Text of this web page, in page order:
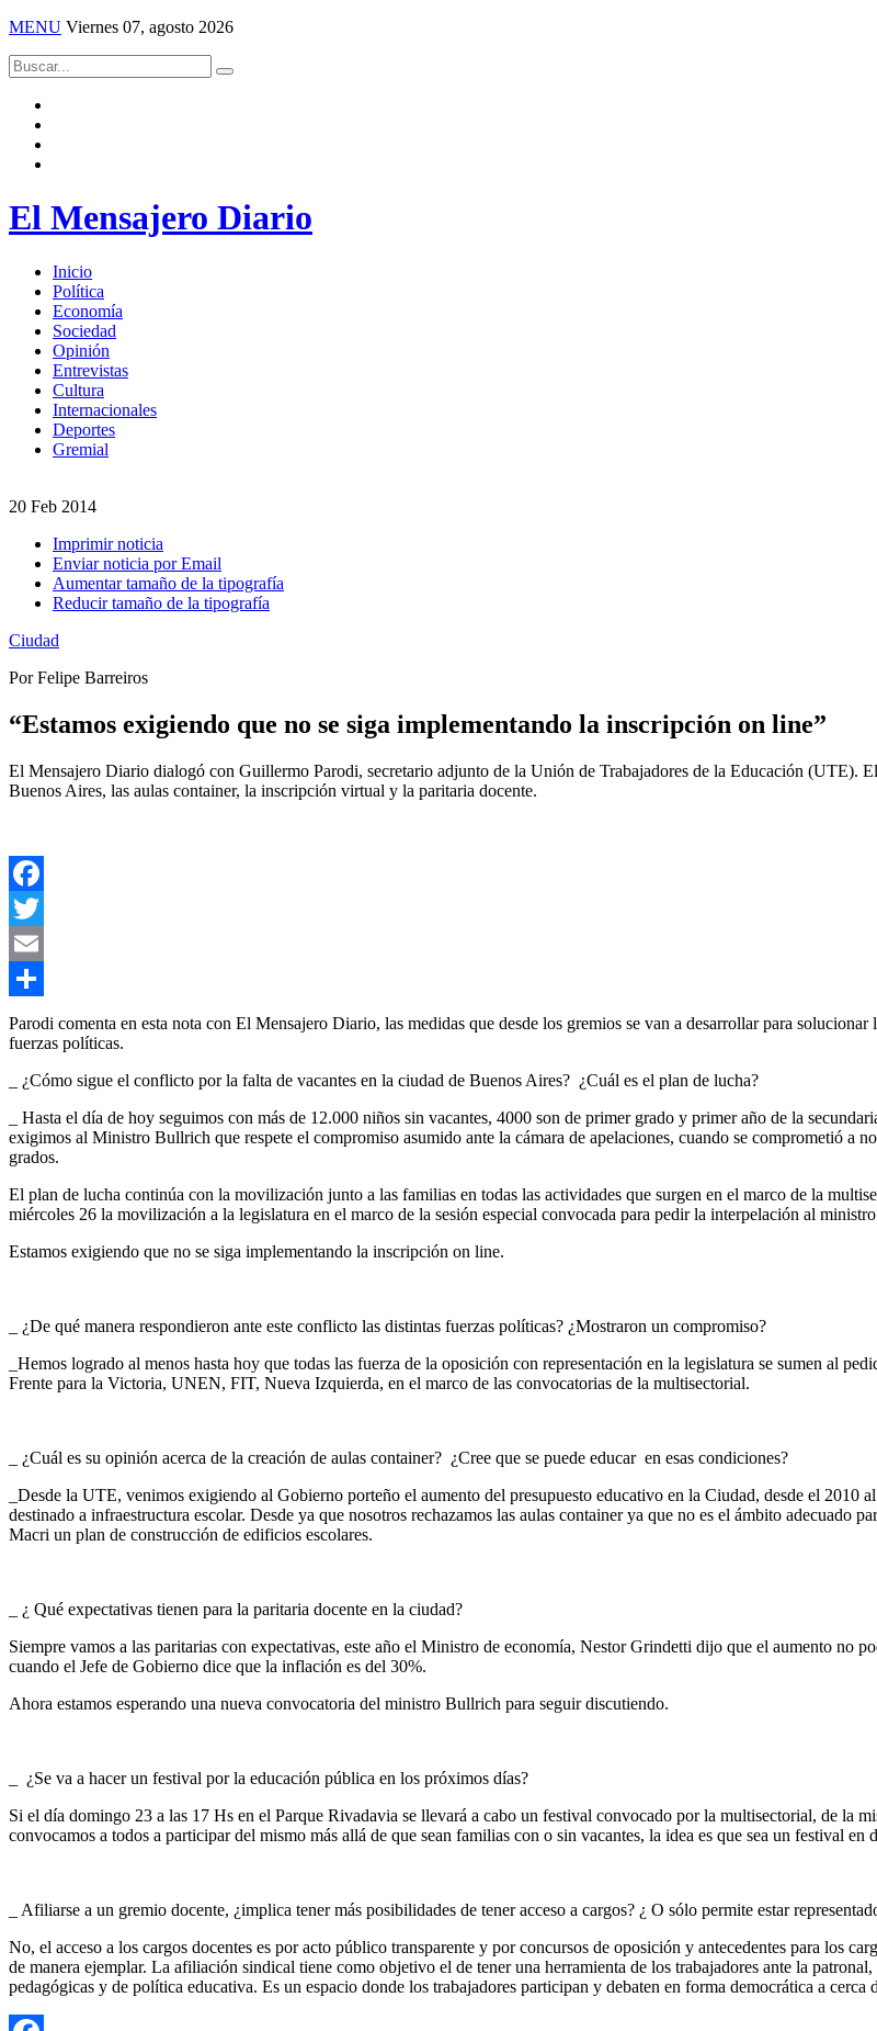
MENU Viernes 07, agosto 2026
El Mensajero Diario
Inicio
Política
Economía
Sociedad
Opinión
Entrevistas
Cultura
Internacionales
Deportes
Gremial
20 Feb 2014
Imprimir noticia
Enviar noticia por Email
Aumentar tamaño de la tipografía
Reducir tamaño de la tipografía
Ciudad
Por Felipe Barreiros
“Estamos exigiendo que no se siga implementando la inscripción on line”
El Mensajero Diario dialogó con Guillermo Parodi, secretario adjunto de la Unión de Trabajadores de la Educación (UTE).
Buenos Aires, las aulas container, la inscripción virtual y la paritaria docente.
Facebook
Twitter
Email
Compartir
Parodi comenta en esta nota con El Mensajero Diario, las medidas que desde los gremios se van a desarrollar para
fuerzas políticas.
_ ¿Cómo sigue el conflicto por la falta de vacantes en la ciudad de Buenos Aires? ¿Cuál es el plan de lucha?
_ Hasta el día de hoy seguimos con más de 12.000 niños sin vacantes, 4000 son de primer grado y primer año de la
exigimos al Ministro Bullrich que respete el compromiso asumido ante la cámara de apelaciones, cuando se comprometió a
grados.
El plan de lucha continúa con la movilización junto a las familias en todas las actividades que surgen en el marco de la
miércoles 26 la movilización a la legislatura en el marco de la sesión especial convocada para pedir la interpelación al
Estamos exigiendo que no se siga implementando la inscripción on line.
_ ¿De qué manera respondieron ante este conflicto las distintas fuerzas políticas? ¿Mostraron un compromiso?
_Hemos logrado al menos hasta hoy que todas las fuerza de la oposición con representación en la legislatura se sumen al
Frente para la Victoria, UNEN, FIT, Nueva Izquierda, en el marco de las convocatorias de la multisectorial.
_ ¿Cuál es su opinión acerca de la creación de aulas container? ¿Cree que se puede educar en esas condiciones?
_Desde la UTE, venimos exigiendo al Gobierno porteño el aumento del presupuesto educativo en la Ciudad, desde el 2010
destinado a infraestructura escolar. Desde ya que nosotros rechazamos las aulas container ya que no es el ámbito adecuado
Macri un plan de construcción de edificios escolares.
_ ¿ Qué expectativas tienen para la paritaria docente en la ciudad?
Siempre vamos a las paritarias con expectativas, este año el Ministro de economía, Nestor Grindetti dijo que el aumento no
cuando el Jefe de Gobierno dice que la inflación es del 30%.
Ahora estamos esperando una nueva convocatoria del ministro Bullrich para seguir discutiendo.
_ ¿Se va a hacer un festival por la educación pública en los próximos días?
Si el día domingo 23 a las 17 Hs en el Parque Rivadavia se llevará a cabo un festival convocado por la multisectorial, de la
convocamos a todos a participar del mismo más allá de que sean familias con o sin vacantes, la idea es que sea un festival en
_ Afiliarse a un gremio docente, ¿implica tener más posibilidades de tener acceso a cargos? ¿ O sólo permite estar
No, el acceso a los cargos docentes es por acto público transparente y por concursos de oposición y antecedentes para los
de manera ejemplar. La afiliación sindical tiene como objetivo el de tener una herramienta de los trabajadores ante la
pedagógicas y de política educativa. Es un espacio donde los trabajadores participan y debaten en forma democrática a cerca